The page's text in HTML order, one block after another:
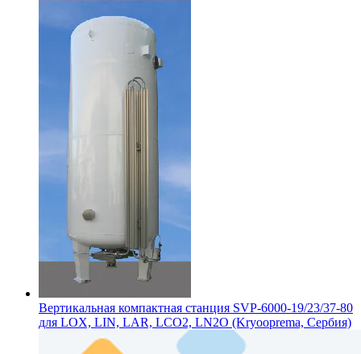
Вертикальная компактная станция SVP-6000-19/23/37-80
для LOX, LIN, LAR, LCO2, LN2O (Kryooprema, Сербия)